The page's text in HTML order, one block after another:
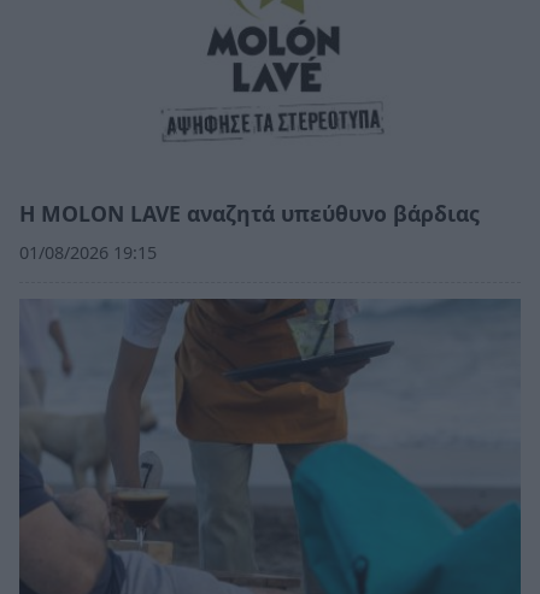
Η MOLON LAVE αναζητά υπεύθυνο βάρδιας
01/08/2026 19:15